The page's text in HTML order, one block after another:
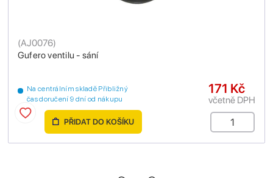
Gufero ventilu - sání
(AJ0076)
Na centrálním skladě Přibližný
čas doručení 9 dní od nákupu
171 Kč
včetně DPH
PŘIDAT DO KOŠÍKU